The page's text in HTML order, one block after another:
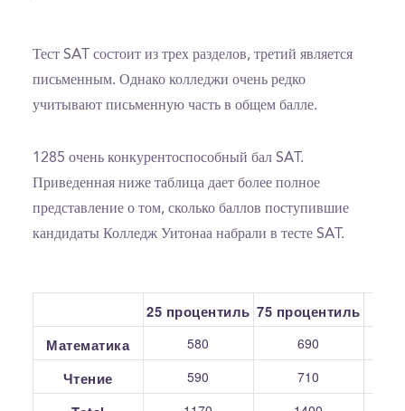
Тест SAT состоит из трех разделов, третий является
письменным. Однако колледжи очень редко
учитывают письменную часть в общем балле.
1285 очень конкурентоспособный бал SAT.
Приведенная ниже таблица дает более полное
представление о том, сколько баллов поступившие
кандидаты Колледж Уитонаа набрали в тесте SAT.
25 процентиль 75 процентиль
Математика
580 690
Чтение 590 710